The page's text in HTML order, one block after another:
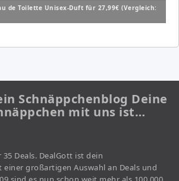
de Toilette Unisex-Duft für 27,99€ (Vergleich:
Schnäppchenblog Deine
mit uns ist…
Deals. DealGott ist dein
großartigen Auswahl an Deals und